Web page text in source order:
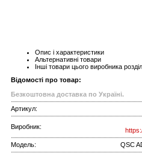
Опис і характеристики
Альтернативні товари
Інші товари цього виробника
Відомості про товар:
Безкоштовна доставка по Україні.
Артикул:
Виробник:
Модель:
QSC